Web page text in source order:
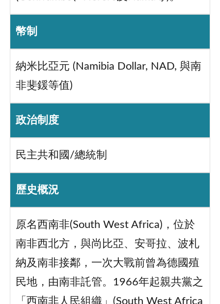
幣制
納米比亞元 (Namibia Dollar, NAD, 與南
非斐鍰等值)
政治制度
民主共和國/總統制
歷史概況
原名西南非(South West Africa)，位於
南非西北方，與尚比亞、安哥拉、波札
納及南非接鄰，一次大戰前曾為德國殖
民地，由南非託管。1966年起親共黨之
「西南非人民組織」(South West Africa